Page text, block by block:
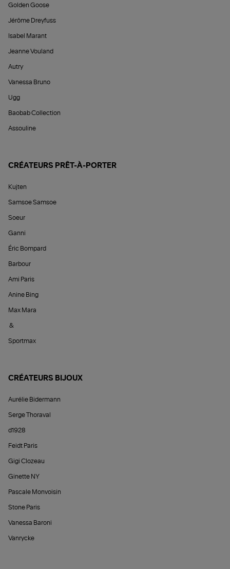
Golden Goose
Jérôme Dreyfuss
Isabel Marant
Jeanne Vouland
Autry
Vanessa Bruno
Ugg
Baobab Collection
Assouline
CRÉATEURS PRÊT-À-PORTER
Kujten
Samsoe Samsoe
Soeur
Ganni
Éric Bompard
Barbour
Ami Paris
Anine Bing
Max Mara
&
Sportmax
CRÉATEURS BIJOUX
Aurélie Bidermann
Serge Thoraval
d1928
Feidt Paris
Gigi Clozeau
Ginette NY
Pascale Monvoisin
Stone Paris
Vanessa Baroni
Vanrycke